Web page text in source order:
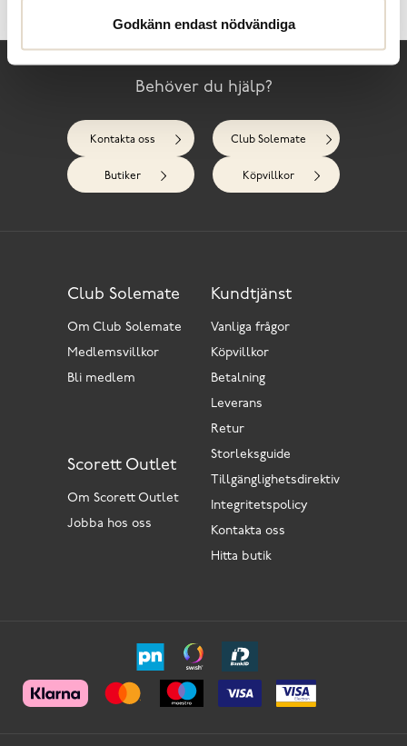
Godkänn endast nödvändiga
Behöver du hjälp?
Kontakta oss Club Solemate
Butiker Köpvillkor
Kundtjänst
Vanliga frågor
Köpvillkor
Betalning
Leverans
Retur
Storleksguide
Tillgänglighetsdirektiv
Integritetspolicy
Kontakta oss
Hitta butik
Scorett Outlet
Om Scorett Outlet
Jobba hos oss
Club Solemate
Om Club Solemate
Medlemsvillkor
Bli medlem